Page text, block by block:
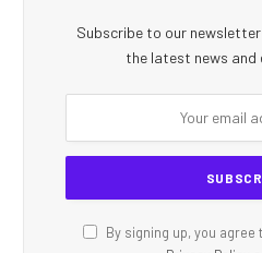
Subscribe to our
the latest news and
By signing up, you